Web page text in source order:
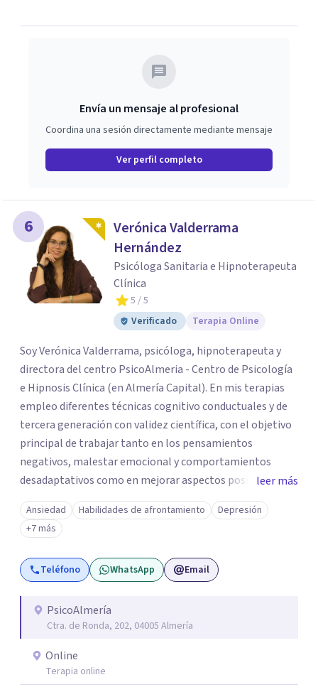
ofrecerte un espacio de confianza donde podamos
relaciones. Estoy aquí para acompañarte en ese proceso.
Envía un mensaje al profesional
Coordina una sesión directamente mediante mensaje
Ver perfil completo
6
Verónica Valderrama
Hernández
Psicóloga Sanitaria e Hipnoterapeuta
Clínica
5 / 5
Verificado
Terapia Online
Soy Verónica Valderrama, psicóloga, hipnoterapeuta y
directora del centro PsicoAlmeria - Centro de Psicología
e Hipnosis Clínica (en Almería Capital). En mis terapias
empleo diferentes técnicas cognitivo conductuales y de
tercera generación con validez científica, con el objetivo
principal de trabajar tanto en los pensamientos
negativos, malestar emocional y comportamientos
desadaptativos como en mejorar aspectos positivos,
habilidades y desarrollo personal. ¡Tus objetivos son los
míos y juntos los alcanzaremos!. Mi objetivo principal es
que consigas el bienestar y equilibrio que buscas, siendo
consciente de que cada persona es diferente y por ello
inicialmente realizaremos una adecuada evaluación para
personalizado. Utilizo diferentes técnicas psicológicas
aunque mi especialidad es la hipnosis clínica, como
eficacia, reduciendo el tiempo de tratamiento y
consiguiendo cambios positivos desde la primera sesión.
leer más
Ansiedad Habilidades de afrontamiento
Depresión
+7 más
Teléfono WhatsApp Email
PsicoAlmería
Ctra. de Ronda, 202, 04005 Almería
Online
Terapia online